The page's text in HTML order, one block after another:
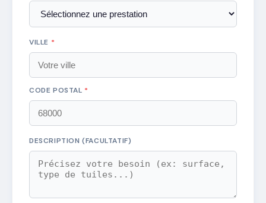
VILLE *
CODE POSTAL *
DESCRIPTION (FACULTATIF)